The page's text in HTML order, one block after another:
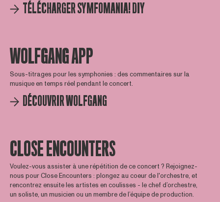
TÉLÉCHARGER SYMFOMANIA! DIY
WOLFGANG APP
Sous-titrages pour les symphonies : des commentaires sur la
musique en temps réel pendant le concert.
DÉCOUVRIR WOLFGANG
CLOSE ENCOUNTERS
Voulez-vous assister à une répétition de ce concert ? Rejoignez-
nous pour Close Encounters : plongez au coeur de l'orchestre, et
rencontrez ensuite les artistes en coulisses - le chef d’orchestre,
un soliste, un musicien ou un membre de l’équipe de production.